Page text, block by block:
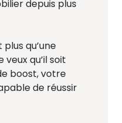
depuis plus
qu’une
qu’il soit
boost, votre
de réussir